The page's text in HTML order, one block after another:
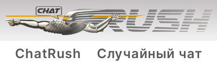
ChatRush
Случайный чат